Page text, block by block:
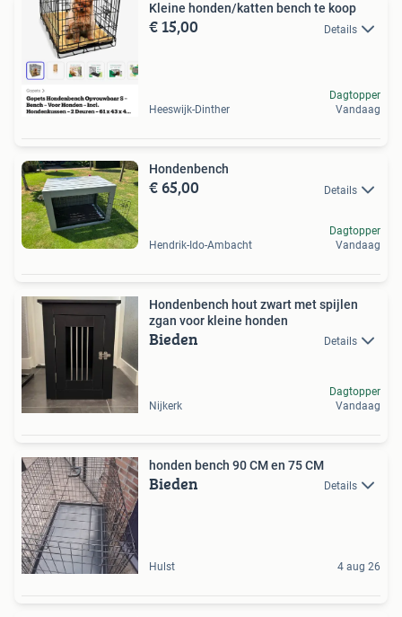
Kleine honden/katten bench te koop
€ 15,00 Details
Heeswijk-Dinther
Dagtopper
Vandaag
Hondenbench
€ 65,00 Details
Hendrik-Ido-Ambacht
Dagtopper
Vandaag
Hondenbench hout zwart met spijlen
zgan voor kleine honden
Bieden Details
Nijkerk
Dagtopper
Vandaag
honden bench 90 CM en 75 CM
Bieden Details
Hulst 4 aug 26